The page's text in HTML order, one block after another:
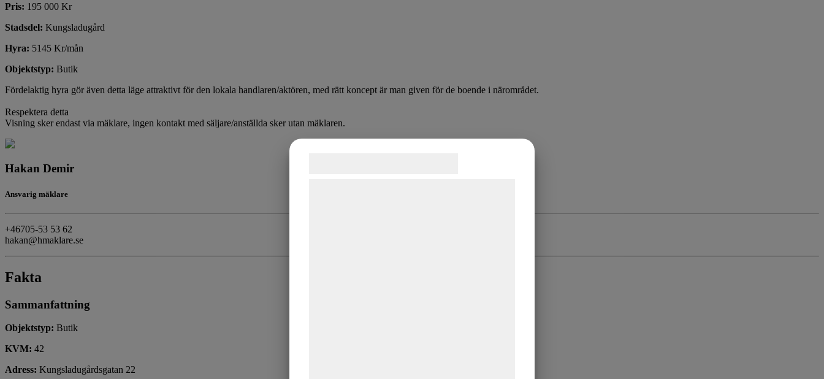
Pris: 195 000 Kr
Stadsdel: Kungsladugård
Hyra: 5145 Kr/mån
Objektstyp: Butik
Fördelaktig hyra gör även detta läge attraktivt för den lokala handlaren/aktören, med rätt koncept är man given för de boende i närområdet.
Respektera detta
Visning sker endast via mäklare, ingen kontakt med säljare/anställda sker utan mäklaren.
Hakan Demir
Ansvarig mäklare
+46705-53 53 62
hakan@hmaklare.se
Fakta
Sammanfattning
Objektstyp: Butik
KVM: 42
Adress: Kungsladugårdsgatan 22